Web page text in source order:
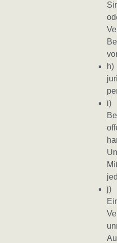
h)
i)
j)